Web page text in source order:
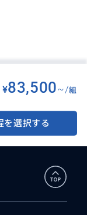
¥83,500~/組
を選択する
ター】 貴方だけの完
ドロサンゼルス観光！